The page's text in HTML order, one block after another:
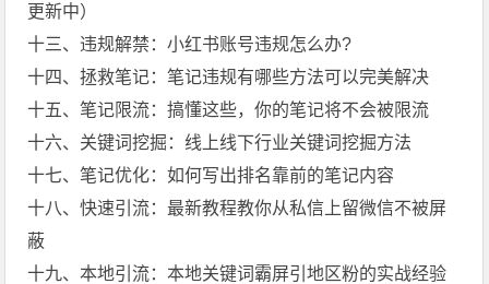
更新中）
十三、违规解禁：小红书账号违规怎么办?
十四、拯救笔记：笔记违规有哪些方法可以完美解决
十五、笔记限流：搞懂这些，你的笔记将不会被限流
十六、关键词挖掘：线上线下行业关键词挖掘方法
十七、笔记优化：如何写出排名靠前的笔记内容
十八、快速引流：最新教程教你从私信上留微信不被屏
蔽
十九、本地引流：本地关键词霸屏引地区粉的实战经验